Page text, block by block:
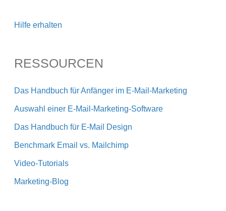
Hilfe erhalten
RESSOURCEN
Das Handbuch für Anfänger im E-Mail-Marketing
Auswahl einer E-Mail-Marketing-Software
Das Handbuch für E-Mail Design
Benchmark Email vs. Mailchimp
Video-Tutorials
Marketing-Blog